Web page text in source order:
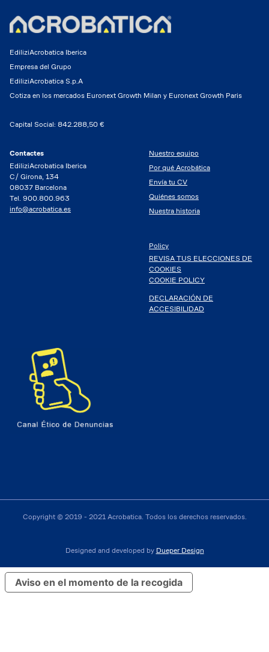
EdiliziAcrobatica Iberica
Empresa del Grupo
EdiliziAcrobatica S.p.A
Cotiza en los mercados Euronext Growth Milan y Euronext Growth Paris
Capital Social: 842.288,50 €
Contactes
EdiliziAcrobatica Iberica
C/ Girona, 134
08037 Barcelona
Tel. 900.800.963
info@acrobatica.es
Nuestro equipo
Por qué Acrobática
Envía tu CV
Quiénes somos
Nuestra historia
Policy
REVISA TUS ELECCIONES DE
COOKIES
COOKIE POLICY
DECLARACIÓN DE
ACCESIBILIDAD
Copyright © 2019 - 2021 Acrobatica. Todos los derechos reservados.
Designed and developed by Dueper Design
Aviso en el momento de la recogida